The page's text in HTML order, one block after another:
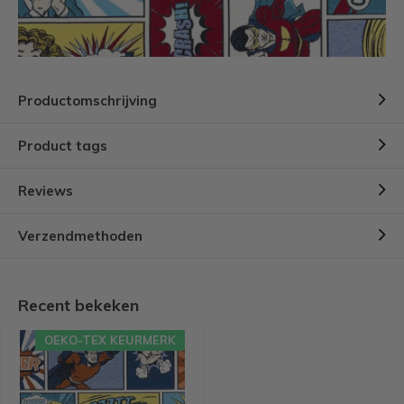
Productomschrijving
Product tags
Reviews
Verzendmethoden
Recent bekeken
OEKO-TEX KEURMERK